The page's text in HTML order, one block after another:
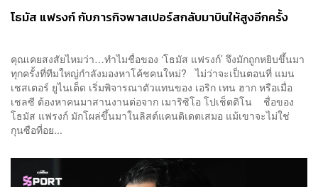
โธมัส แฟรงก์ กับภารกิจพาสเปอร์สกลับมาบินให้สูงอีกครั้ง
คุณเคยสงสัยไหมว่า…ทำไมชื่อของ ‘โธมัส แฟรงก์’ จึงมักถูกหยิบขึ้นมา
ทุกครั้งที่ทีมใหญ่กำลังมองหาโค้ชคนใหม่? ไม่ว่าจะเป็นตอนที่ แมน
เชสเตอร์ ยูไนเต็ด เริ่มพิจารณาตัวแทนของ เอริก เทน ฮาก หรือเมื่อ
เชลซี ต้องหาคนมาสานงานต่อจาก เมาริซิโอ โปเช็ตติโน ชื่อของ
โธมัส แฟรงก์ มักโผล่ขึ้นมาในลิสต์แคนดิเดตเสมอ แม้เขาจะไม่ใช่
กุนซือที่อย...